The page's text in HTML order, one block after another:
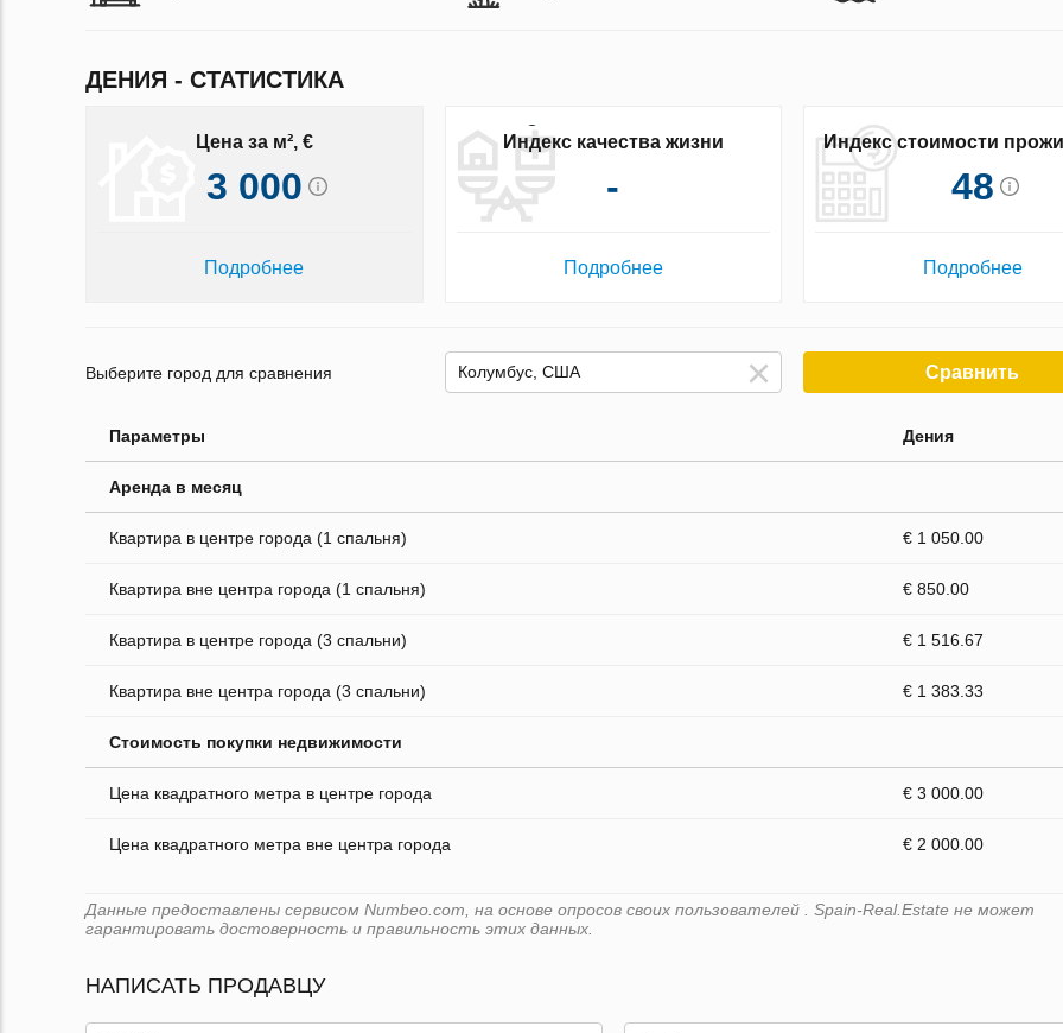
ДЕНИЯ - СТАТИСТИКА
Цена за м², €
3 000
Подробнее
Индекс качества жизни
-
Подробнее
Индекс стоимости
48
Подробнее
Выберите город для сравнения Сравнить
Параметры Дения
Аренда в месяц
Квартира в центре города (1 спальня) € 1 050.00
Квартира вне центра города (1 спальня) € 850.00
Квартира в центре города (3 спальни) € 1 516.67
Квартира вне центра города (3 спальни) € 1 383.33
Стоимость покупки недвижимости
Цена квадратного метра в центре города € 3 000.00
Цена квадратного метра вне центра города € 2 000.00
Данные предоставлены сервисом Numbeo.com, на основе опросов своих пользователей . Spain-Real.Estate не может
гарантировать достоверность и правильность этих данных.
НАПИСАТЬ ПРОДАВЦУ